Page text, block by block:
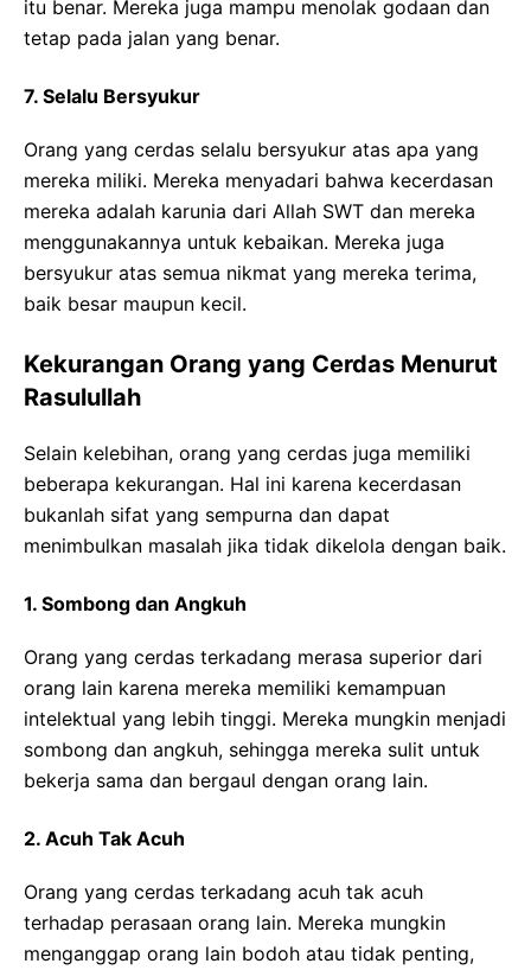
itu benar. Mereka juga mampu menolak godaan dan
tetap pada jalan yang benar.
7. Selalu Bersyukur
Orang yang cerdas selalu bersyukur atas apa yang
mereka miliki. Mereka menyadari bahwa kecerdasan
mereka adalah karunia dari Allah SWT dan mereka
menggunakannya untuk kebaikan. Mereka juga
bersyukur atas semua nikmat yang mereka terima,
baik besar maupun kecil.
Kekurangan Orang yang Cerdas Menurut
Rasulullah
Selain kelebihan, orang yang cerdas juga memiliki
beberapa kekurangan. Hal ini karena kecerdasan
bukanlah sifat yang sempurna dan dapat
menimbulkan masalah jika tidak dikelola dengan baik.
1. Sombong dan Angkuh
Orang yang cerdas terkadang merasa superior dari
orang lain karena mereka memiliki kemampuan
intelektual yang lebih tinggi. Mereka mungkin menjadi
sombong dan angkuh, sehingga mereka sulit untuk
bekerja sama dan bergaul dengan orang lain.
2. Acuh Tak Acuh
Orang yang cerdas terkadang acuh tak acuh
terhadap perasaan orang lain. Mereka mungkin
menganggap orang lain bodoh atau tidak penting,